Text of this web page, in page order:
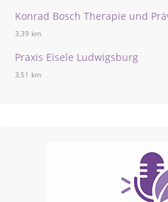
Konrad Bosch Therapie und
3,39 km
Praxis Eisele Ludwigsburg
3,51 km